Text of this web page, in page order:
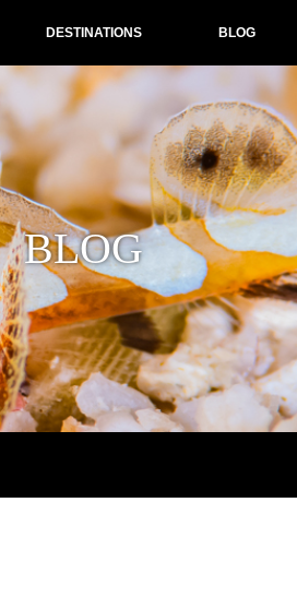
DESTINATIONS BLOG
BLOG